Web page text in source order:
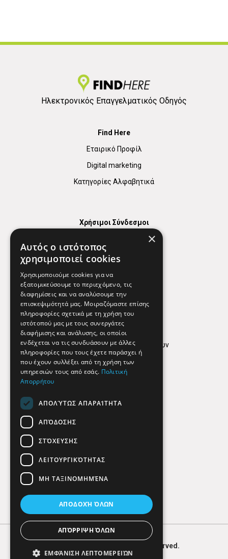
Ηλεκτρονικός Επαγγελματικός Οδηγός
Find Here
Εταιρικό Προφίλ
Digital marketing
Κατηγορίες Αλφαβητικά
Χρήσιμοι Σύνδεσμοι
Χρήσιμα Τηλέφωνα
Εφημερεύοντα Φαρμακεία
Απόρρητο
Όροι Χρήσης
Πολιτική προστασίας δεδομένων
Findhere
Social Media
HERE. All Rights Reserved.
×
Αυτός ο ιστότοπος
χρησιμοποιεί cookies
Χρησιμοποιούμε cookies για να
εξατομικεύσουμε το περιεχόμενο, τις
διαφημίσεις και να αναλύσουμε την
επισκεψιμότητά μας. Μοιραζόμαστε επίσης
πληροφορίες σχετικά με τη χρήση του
ιστότοπού μας με τους συνεργάτες
διαφήμισης και ανάλυσης, οι οποίοι
ενδέχεται να τις συνδυάσουν με άλλες
πληροφορίες που τους έχετε παράσχει ή
που έχουν συλλέξει από τη χρήση των
υπηρεσιών τους από εσάς. Πολιτική
Απορρήτου
ΑΠΟΛΎΤΩΣ ΑΠΑΡΑΊΤΗΤΑ
ΑΠΌΔΟΣΗΣ
ΣΤΌΧΕΥΣΗΣ
ΛΕΙΤΟΥΡΓΙΚΌΤΗΤΑΣ
ΜΗ ΤΑΞΙΝΟΜΗΜΈΝΑ
ΑΠΟΔΟΧΉ ΌΛΩΝ
ΑΠΌΡΡΙΨΗ ΌΛΩΝ
ΕΜΦΆΝΙΣΗ ΛΕΠΤΟΜΕΡΕΙΏΝ